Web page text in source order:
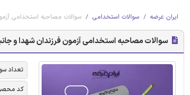
ایران عرضه سوالات استخدامی سوالات مصاحبه استخدامی
سوالات مصاحبه استخدامی آزمون فرزندان شهدا و
تعداد
کد